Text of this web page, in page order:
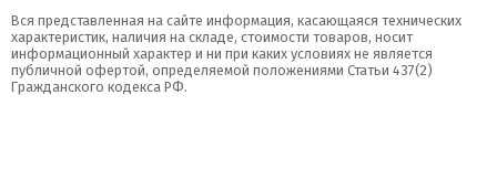
Вся представленная на сайте информация, касающаяся технических
характеристик, наличия на складе, стоимости товаров, носит
информационный характер и ни при каких условиях не является
публичной офертой, определяемой положениями Статьи 437(2)
Гражданского кодекса РФ.